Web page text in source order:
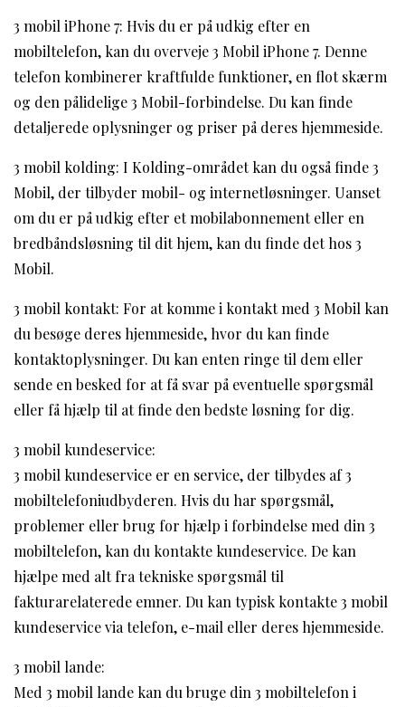
3 mobil iPhone 7: Hvis du er på udkig efter en
mobiltelefon, kan du overveje 3 Mobil iPhone 7. Denne
telefon kombinerer kraftfulde funktioner, en flot skærm
og den pålidelige 3 Mobil-forbindelse. Du kan finde
detaljerede oplysninger og priser på deres hjemmeside.
3 mobil kolding: I Kolding-området kan du også finde 3
Mobil, der tilbyder mobil- og internetløsninger. Uanset
om du er på udkig efter et mobilabonnement eller en
bredbåndsløsning til dit hjem, kan du finde det hos 3
Mobil.
3 mobil kontakt: For at komme i kontakt med 3 Mobil kan
du besøge deres hjemmeside, hvor du kan finde
kontaktoplysninger. Du kan enten ringe til dem eller
sende en besked for at få svar på eventuelle spørgsmål
eller få hjælp til at finde den bedste løsning for dig.
3 mobil kundeservice:
3 mobil kundeservice er en service, der tilbydes af 3
mobiltelefoniudbyderen. Hvis du har spørgsmål,
problemer eller brug for hjælp i forbindelse med din 3
mobiltelefon, kan du kontakte kundeservice. De kan
hjælpe med alt fra tekniske spørgsmål til
fakturarelaterede emner. Du kan typisk kontakte 3 mobil
kundeservice via telefon, e-mail eller deres hjemmeside.
3 mobil lande:
Med 3 mobil lande kan du bruge din 3 mobiltelefon i